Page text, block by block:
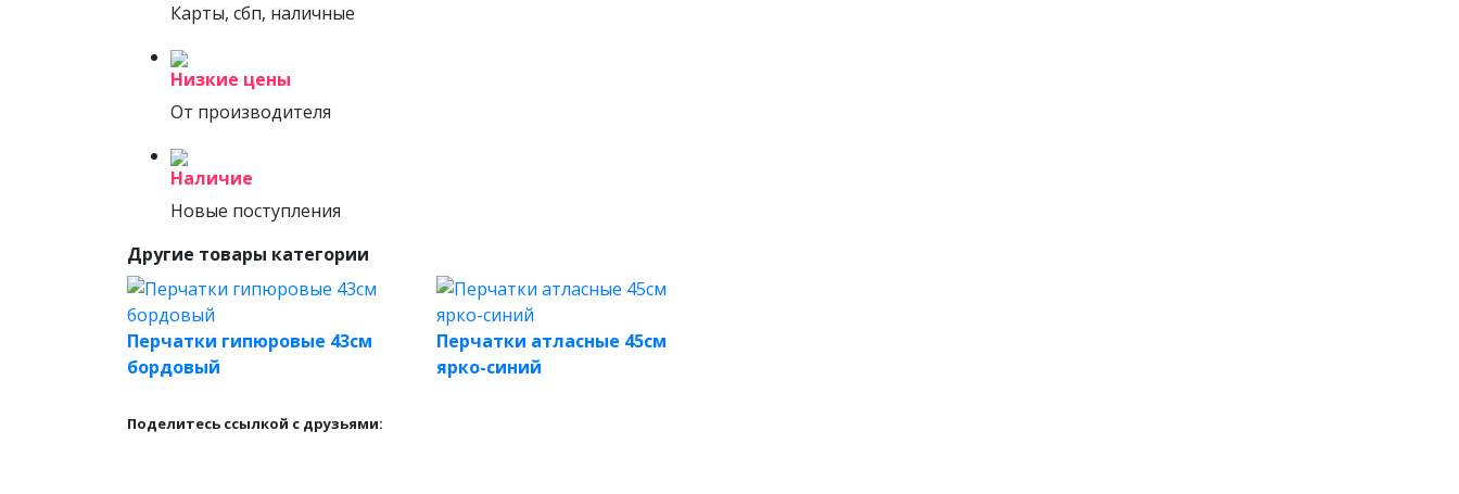
Карты, сбп, наличные
Низкие цены
От производителя
Наличие
Новые поступления
Другие товары категории
Перчатки гипюровые 43см
бордовый
Перчатки атласные 45см
ярко-синий
Поделитесь ссылкой с друзьями: